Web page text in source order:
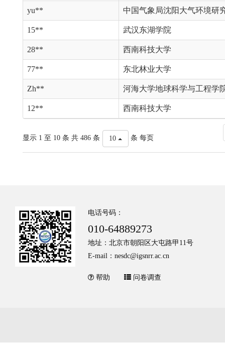
yu** 中国气象局沈阳大气环境研
15** 武汉东湖学院
28** 西南科技大学
77** 东北林业大学
Zh** 河海大学地球科学与工程学
12** 西南科技大学
显示 1 至 10 条 共 486 条 10 条 每页
电话号码：
010-64889273
地址：北京市朝阳区大屯路甲11号
E-mail：nesdc@igsnrr.ac.cn
帮助 问卷调查